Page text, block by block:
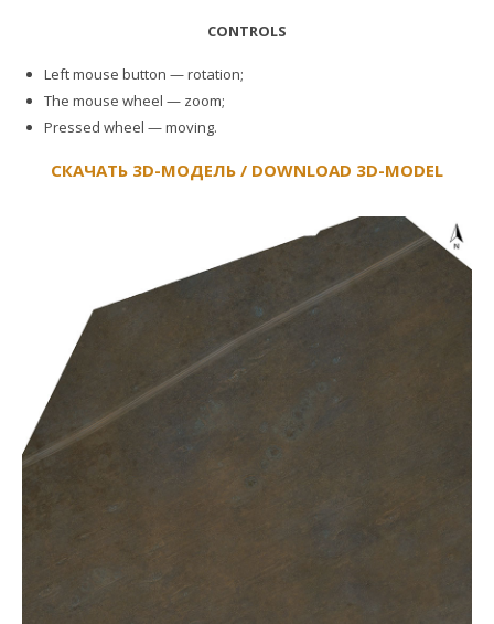
CONTROLS
Left mouse button — rotation;
The mouse wheel — zoom;
Pressed wheel — moving.
СКАЧАТЬ 3D-МОДЕЛЬ / DOWNLOAD 3D-MODEL